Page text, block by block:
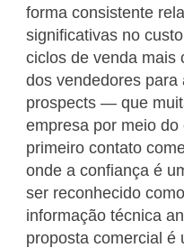
forma consistente
significativas no
ciclos de venda mais
dos vendedores
prospects — que
empresa por meio
primeiro contato
onde a confiança é
ser reconhecido
informação técnica
proposta comercial é